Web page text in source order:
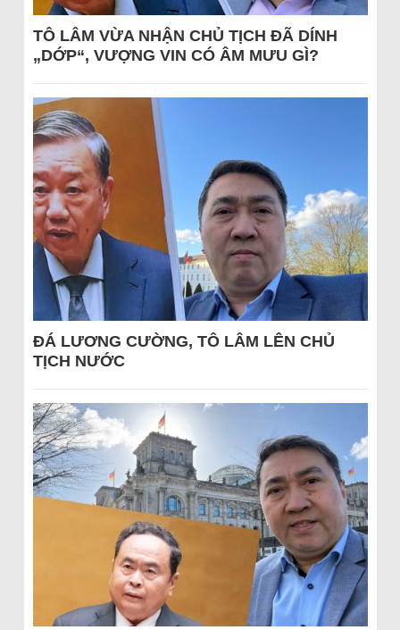
TÔ LÂM VỪA NHẬN CHỦ TỊCH ĐÃ DÍNH
„DỚP“, VƯỢNG VIN CÓ ÂM MƯU GÌ?
ĐÁ LƯƠNG CƯỜNG, TÔ LÂM LÊN CHỦ
TỊCH NƯỚC